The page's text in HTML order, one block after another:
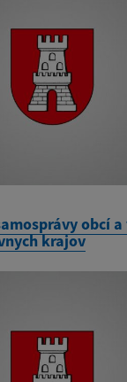
obcí
krajov